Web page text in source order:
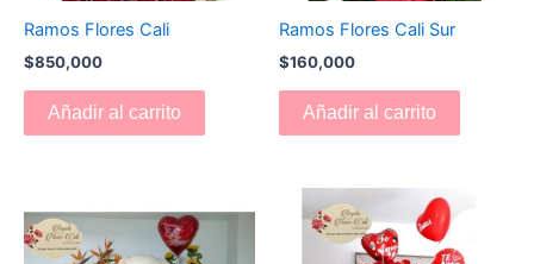
Ramos Flores Cali
$850,000
Añadir al carrito
Ramos Flores Cali Sur
$160,000
Añadir al carrito